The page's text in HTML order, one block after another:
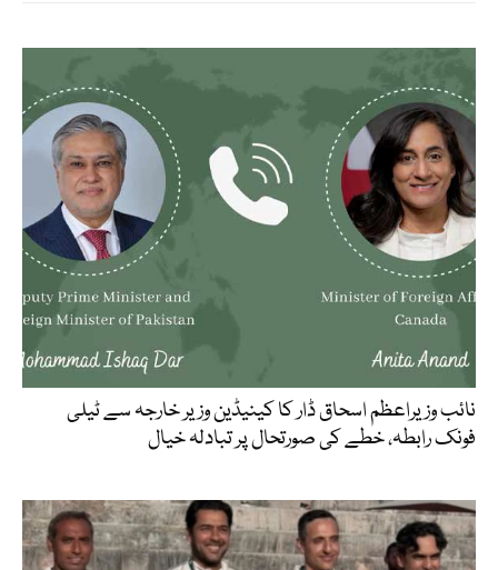
نائب وزیراعظم اسحاق ڈار کا کینیڈین وزیر خارجہ سے ٹیلی
فونک رابطہ، خطے کی صورتحال پر تبادلہ خیال